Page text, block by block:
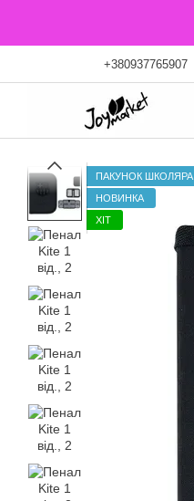
+380937765907
ПАКУНОК ШКОЛЯРА
НОВИНКА
ХІТ